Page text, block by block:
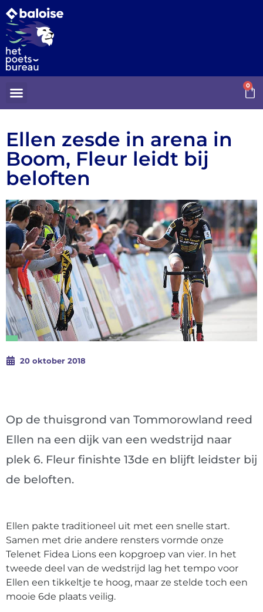
0
Ellen zesde in arena in
Boom, Fleur leidt bij
beloften
20 oktober 2018
Op de thuisgrond van Tommorowland reed
Ellen na een dijk van een wedstrijd naar
plek 6. Fleur finishte 13de en blijft leidster bij
de beloften.
Ellen pakte traditioneel uit met een snelle start.
Samen met drie andere rensters vormde onze
Telenet Fidea Lions een kopgroep van vier. In het
tweede deel van de wedstrijd lag het tempo voor
Ellen een tikkeltje te hoog, maar ze stelde toch een
mooie 6de plaats veilig.